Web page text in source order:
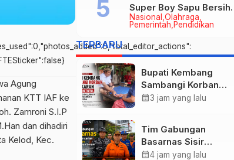
Agung
KTT IAF ke
Zamroni S.I.P
dan dihadiri
Kelod, Kec.
Nasional Olahraga
Pemerintah Pendidikan
Super Boy Sapu Bersih
Empat Gelar Motocross
TERBARU
Bupati Kembang
Sambangi Korban
Kebakaran di
Ringankan Beban
Warga
calendar_month3 jam yang lalu
Tim Gabungan
Basarnas Sisir
Pencarian Nelayan
calendar_month4 jam yang lalu